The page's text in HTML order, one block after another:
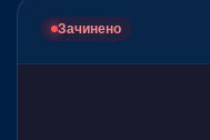
Зачинено